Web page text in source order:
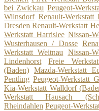
bei Zwickau Peugeot-
Wilnsdorf Renault-Werkstatt
Dresden Renault-Werkstatt
Werkstatt Harrislee Nissan-
Wusterhausen / Dosse
Werkstatt Weitnau
Nissan-
Lindenhorst
Freie
(Baden) Mazda-Werkstatt
Pentling Peugeot-Werkstatt
Kia-Werkstatt Walldorf
Werkstatt Hausach
Rheindahlen Peugeot-